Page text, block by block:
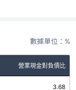
數據單位：%
營業現金對負債比
3.68